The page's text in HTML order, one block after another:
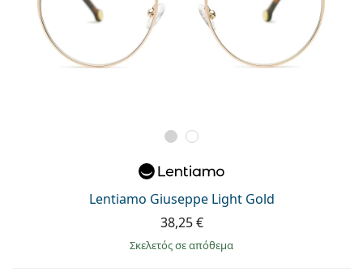
Lentiamo Giuseppe Light Gold
38,25 €
σκελετός σε απόθεμα